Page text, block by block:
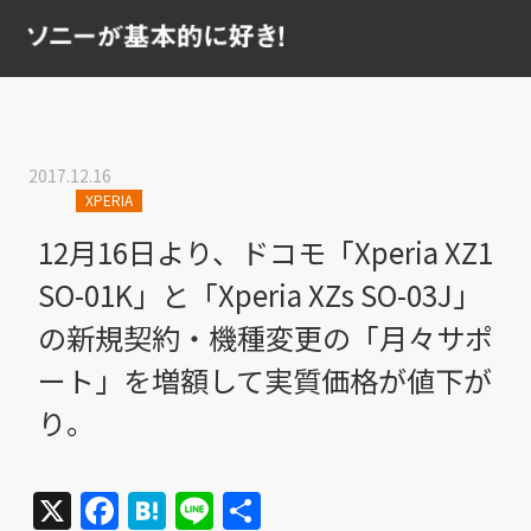
2017.12.16
XPERIA
12月16日より、ドコモ「Xperia XZ1
SO-01K」と「Xperia XZs SO-03J」
の新規契約・機種変更の「月々サポ
ート」を増額して実質価格が値下が
り。
X Facebook
Hatena
Line